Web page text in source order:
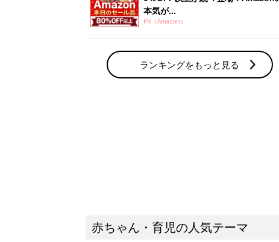
赤ちゃん・育児の人気テーマ
育児日記・マンガ